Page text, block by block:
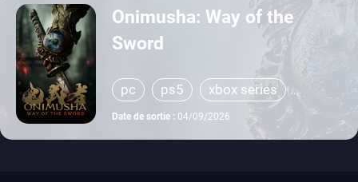
Onimusha: Way of the
Sword
pc ps5
xbox series
switch 2
Date de sortie : 04/09/2026